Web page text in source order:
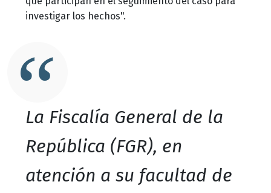
investigar los hechos".
La Fiscalía General de la
República (FGR), en
atención a su facultad de